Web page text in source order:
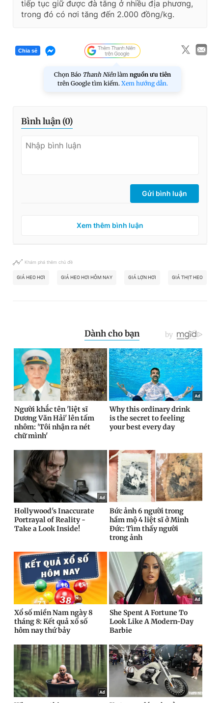
tiếp tục giữ được đà tăng ở nhiều địa phương,
trong đó có nơi tăng đến 2.000 đồng/kg.
Chia sẻ
Chọn Báo Thanh Niên làm nguồn ưu tiên
trên Google tìm kiếm. Xem hướng dẫn.
Bình luận (0)
Gửi bình luận
Xem thêm bình luận
Khám phá thêm chủ đề
GIÁ HEO HƠI GIÁ HEO HƠI HÔM NAY GIÁ LỢN HƠI GIÁ THỊT HEO